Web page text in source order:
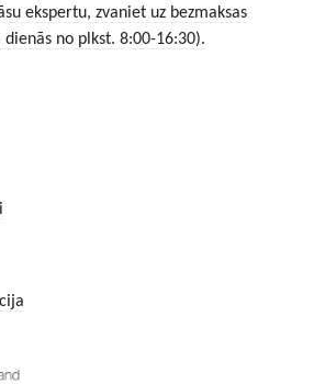
ekspertu, zvaniet uz bezmaksas
no plkst. 8:00-16:30).